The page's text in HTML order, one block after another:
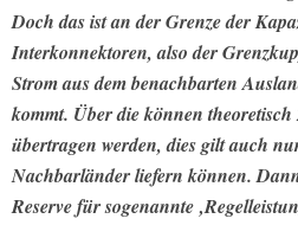
Doch das ist an der Grenze der
Interkonnektoren, also der
Strom aus dem benachbarten
kommt. Über die können
übertragen werden, dies gilt auch
Nachbarländer liefern können.
Reserve für sogenannte